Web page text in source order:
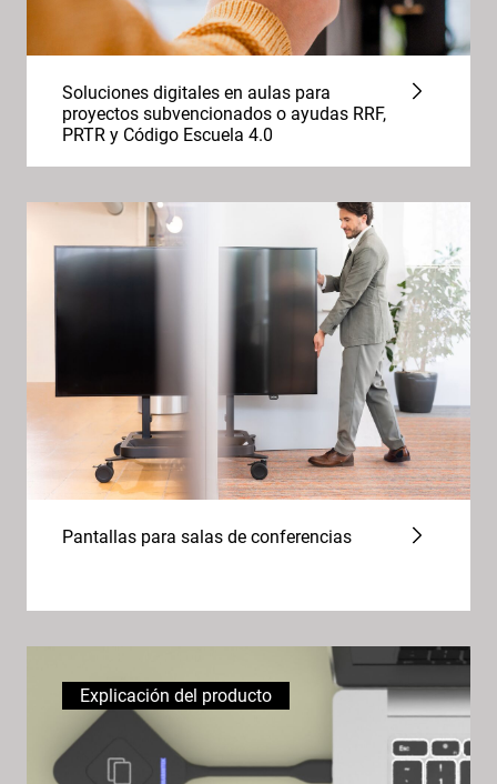
Soluciones digitales en aulas para
proyectos subvencionados o ayudas RRF,
PRTR y Código Escuela 4.0
Pantallas para salas de conferencias
Explicación del producto